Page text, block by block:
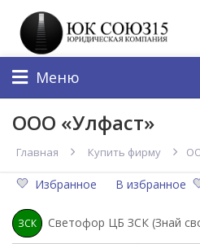
Меню
ООО «Улфаст»
Главная Купить фирму
Избранное В избранное
ЗСК Светофор ЦБ ЗСК (Знай